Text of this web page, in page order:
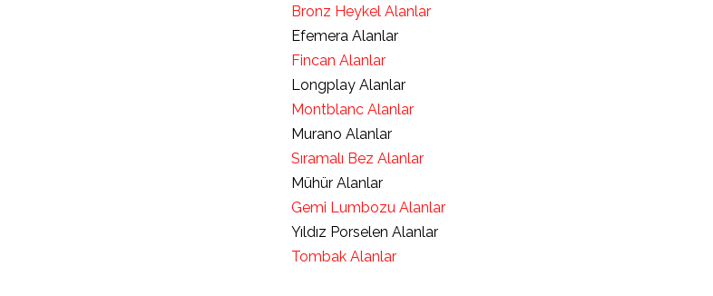
Bronz Heykel Alanlar
Efemera Alanlar
Fincan Alanlar
Longplay Alanlar
Montblanc Alanlar
Murano Alanlar
Sıramalı Bez Alanlar
Mühür Alanlar
Gemi Lumbozu Alanlar
Yıldız Porselen Alanlar
Tombak Alanlar